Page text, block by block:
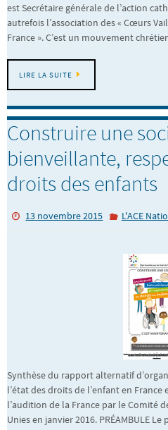
est Secrétaire générale de l’action
autrefois l’association des « Cœurs
France ». C’est un mouvement
LIRE LA SUITE
Construire une
bienveillante,
droits des enfants
13 novembre 2015 L'ACE
Synthèse du rapport alternatif
l’état des droits de l’enfant en
l’audition de la France par le Comité
Unies en janvier 2016. PRÉAMBULE